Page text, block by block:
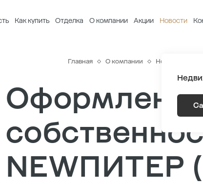
Как купить Отделка О компании Акции Новости
Главная О компании Новости
NEWПИТЕР